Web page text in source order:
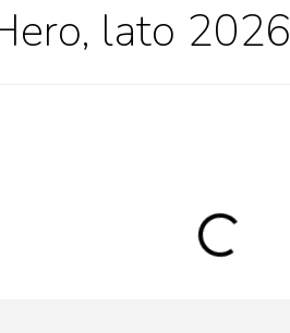
lato 2026